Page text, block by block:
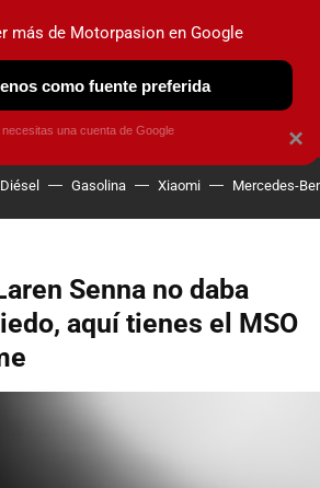
ELÉCTRICOS OBSERVATORIO
Diésel Gasolina Xiaomi Mercedes-
Senna no daba
aquí tienes el MSO
×
más de Motorpasion en Google
como fuente preferida
necesitas una cuenta de Google